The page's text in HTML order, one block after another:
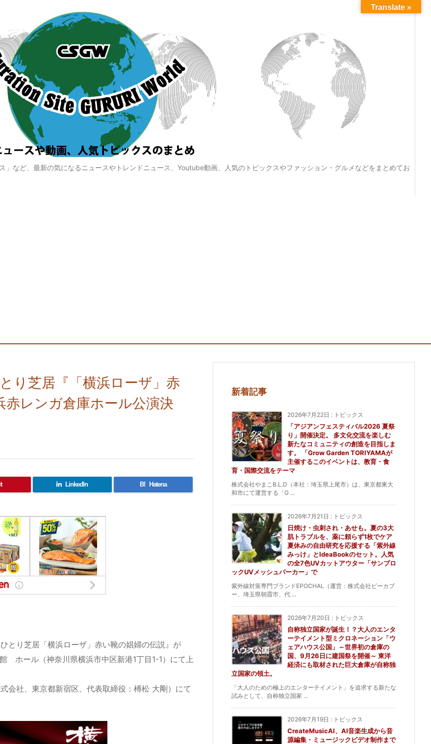
など、最新の気になるニュースやトレンドニュース、Youtube動画、人気のトピックスやファッション・グルメなどをまとめてお
り芝居『「横浜ローザ」赤
レンガ倉庫ホール公演決
LinkedIn B! Hatena
とり芝居「横浜ローザ」赤い靴の娼婦の伝説』が
ホール（神奈川県横浜市中区新港1丁目1-1）にて上
会社、東京都新宿区、代表取締役：榑松 大剛）にて
新着記事
2026年7月22日 : トピックス
「アジアンフェスティバル2026 夏祭
り」開催決定。 多文化交流を楽しむ
新たなコミュニティの創造を目指しま
す。 「Grow Garden TORIYAMAが
主催するこのイベントは、教育・食
育・国際交流をテーマ
株式会社やまこB.L.D（本社：埼玉県上尾市）は、東京都東大
和市にて運営する「G ...
2026年7月21日 : トピックス
日焼け・虫刺され・あせも。夏の3大
肌トラブルを、薬に頼らず1枚でケア
夏休みの自由研究を応援する「紫外線
みっけ」とIdeaBookのセット。人気
の全7色UVカットアウター「サンブロ
ックUVメッシュパーカー」で
紫外線対策専門ブランドEPOCHAL（運営：株式会社ピーカブ
ー、埼玉県朝霞市、代 ...
2026年7月20日 : トピックス
自称独立国家が誕生！？大人のエンタ
ーテイメント型ミクロネーション「ウ
ェアハウス公国」～世界初の倉庫の
国、9月26日に建国祭を開催～ 東洋
経済にも取材された巨大倉庫が自称独
立国家の領土。
「大人のための極上のエンターテイメント」を追求する新たな
試みとして、自称独立国家 ...
2026年7月19日 : トピックス
CreateMusicAI、AI音楽生成から音
源編集・ミュージックビデオ制作まで
Translate »